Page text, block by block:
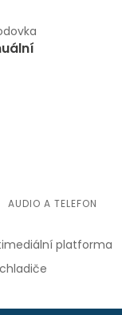
AUDIO A TELEFON
platforma